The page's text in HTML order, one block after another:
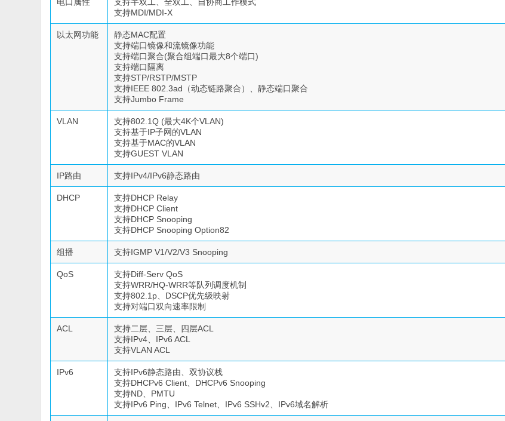
电口属性
支持半双工、全双工、自协商工作模式
支持MDI/MDI-X
以太网功能
静态MAC配置
支持端口镜像和流镜像功能
支持端口聚合(聚合组端口最大8个端口)
支持端口隔离
支持STP/RSTP/MSTP
支持IEEE 802.3ad（动态链路聚合）、静态端口聚合
支持Jumbo Frame
VLAN
支持802.1Q (最大4K个VLAN)
支持基于IP子网的VLAN
支持基于MAC的VLAN
支持GUEST VLAN
IP路由 支持IPv4/IPv6静态路由
DHCP
支持DHCP Relay
支持DHCP Client
支持DHCP Snooping
支持DHCP Snooping Option82
组播 支持IGMP V1/V2/V3 Snooping
QoS
支持Diff-Serv QoS
支持WRR/HQ-WRR等队列调度机制
支持802.1p、DSCP优先级映射
支持对端口双向速率限制
ACL
支持二层、三层、四层ACL
支持IPv4、IPv6 ACL
支持VLAN ACL
IPv6
支持IPv6静态路由、双协议栈
支持DHCPv6 Client、DHCPv6 Snooping
支持ND、PMTU
支持IPv6 Ping、IPv6 Telnet、IPv6 SSHv2、IPv6域名解析